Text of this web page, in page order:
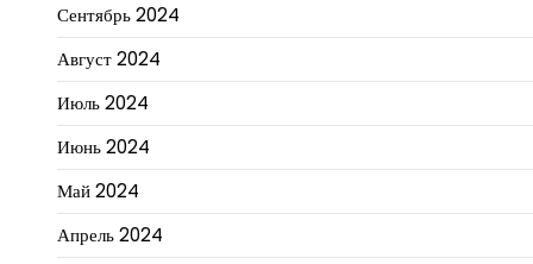
Сентябрь 2024
Август 2024
Июль 2024
Июнь 2024
Май 2024
Апрель 2024